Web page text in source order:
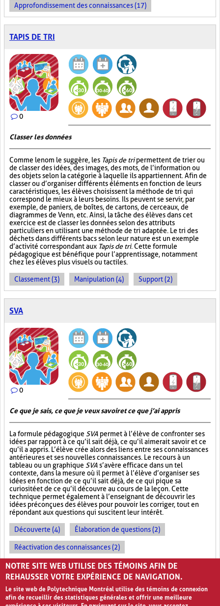
Approfondissement des connaissances (17)
TAPIS DE TRI
0
Classer les données
Comme le nom le suggère, les Tapis de tripermettent de trier ou
de classer des idées, des images, des mots, de l’information ou
des objets selon la catégorie à laquelle ils appartiennent. Afin de
classer ou d’organiser différents éléments en fonction de leurs
caractéristiques, les élèves choisissent la méthode de tri qui
correspond le mieux à leurs besoins. Ils peuvent se servir, par
exemple, de paniers, de boîtes, de cartons, de cerceaux, de
diagrammes de Venn, etc. Ainsi, la tâche des élèves dans cet
exercice est de classer les données selon des attributs
particuliers en utilisant une méthode de tri adaptée. Le tri des
déchets dans différents bacs selon leur nature est un exemple
d’activité correspondant aux Tapis de tri. Cette formule
pédagogique est bénéfique pour l’apprentissage, notamment
chez les élèves plus visuels ou tactiles.
Classement (3) Manipulation (4) Support (2)
SVA
0
Ce que je sais, ce que je veux savoir et ce que j’ai appris
La formule pédagogique SVA permet à l’élève de confronter ses
idées par rapport à ce qu’il sait déjà, ce qu’il aimerait savoir et ce
qu’il a appris. L’élève crée alors des liens entre ses connaissances
antérieures et ses nouvelles connaissances. Le recours à un
tableau ou un graphique SVA s’avère efficace dans un tel
contexte, dans la mesure où il permet à l’élève d’organiser ses
idées en fonction de ce qu’il sait déjà, de ce qui pique sa
curiosité et de ce qu’il découvre au cours de la leçon. Cette
technique permet également à l’enseignant de découvrir les
idées préconçues des élèves pour pouvoir les corriger, tout en
répondant aux questions qui suscitent leur intérêt.
Découverte (4) Élaboration de questions (2)
Réactivation des connaissances (2)
Évolution des apprentissages (2)
NOTRE SITE WEB UTILISE DES TÉMOINS AFIN DE
REHAUSSER VOTRE EXPÉRIENCE DE NAVIGATION.
Le site web de Polytechnique Montréal utilise des témoins de connexion
afin de recueillir des statistiques générales et offrir une meilleure